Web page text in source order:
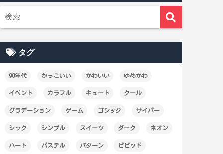
タグ
90年代 かっこいい かわいい ゆめかわ
イベント カラフル キュート クール
グラデーション ゲーム ゴシック サイバー
シック シンプル スイーツ ダーク ネオン
ハート パステル パターン ビビッド